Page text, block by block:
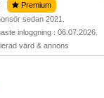
Premium
sedan 2021.
inloggning : 06.07.2026.
värd & annons